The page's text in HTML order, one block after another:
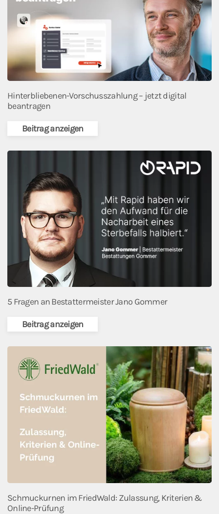
Hinterbliebenen-Vorschusszahlung – jetzt digital
beantragen
Beitrag anzeigen
5 Fragen an Bestattermeister Jano Gommer
Beitrag anzeigen
Schmuckurnen im FriedWald: Zulassung, Kriterien &
Online-Prüfung